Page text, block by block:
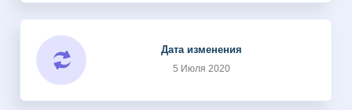
Дата изменения
5 Июля 2020